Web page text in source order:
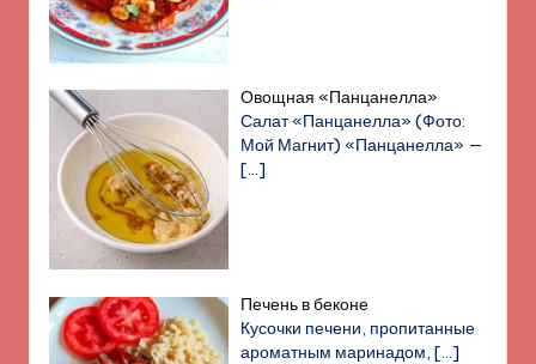
Овощная «Панцанелла»
Салат «Панцанелла» (Фото:
Мой Магнит) «Панцанелла» —
[…]
Печень в беконе
Кусочки печени, пропитанные
ароматным маринадом,[…]